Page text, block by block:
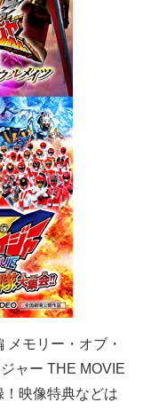
メモリー・オブ・
ャー THE MOVIE
映像特典などは